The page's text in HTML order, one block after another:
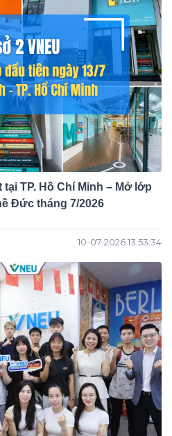
TP. Hồ Chí Minh – Mở lớp
Đức tháng 7/2026
10-07-2026 13:53:34